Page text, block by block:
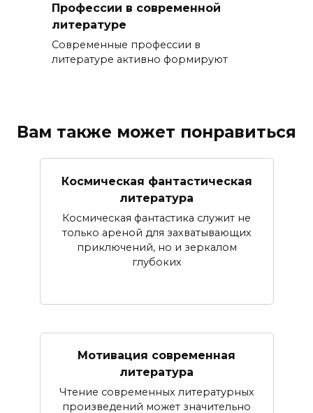
Профессии в современной
литературе
Современные профессии в
литературе активно формируют
Вам также может понравиться
Космическая фантастическая
литература
Космическая фантастика служит не
только ареной для захватывающих
приключений, но и зеркалом
глубоких
Мотивация современная
литература
Чтение современных литературных
произведений может значительно